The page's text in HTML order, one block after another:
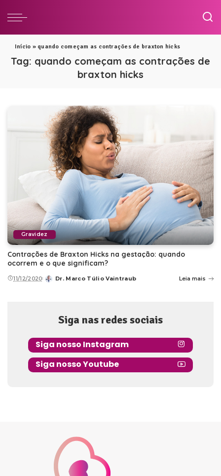
Início » quando começam as contrações de braxton hicks
Tag: quando começam as contrações de
braxton hicks
Gravidez
Contrações de Braxton Hicks na gestação: quando
ocorrem e o que significam?
11/12/2020
Posted
Dr. Marco Túlio Vaintraub Leia mais
Siga nas redes sociais
Siga nosso Instagram
Siga nosso Youtube